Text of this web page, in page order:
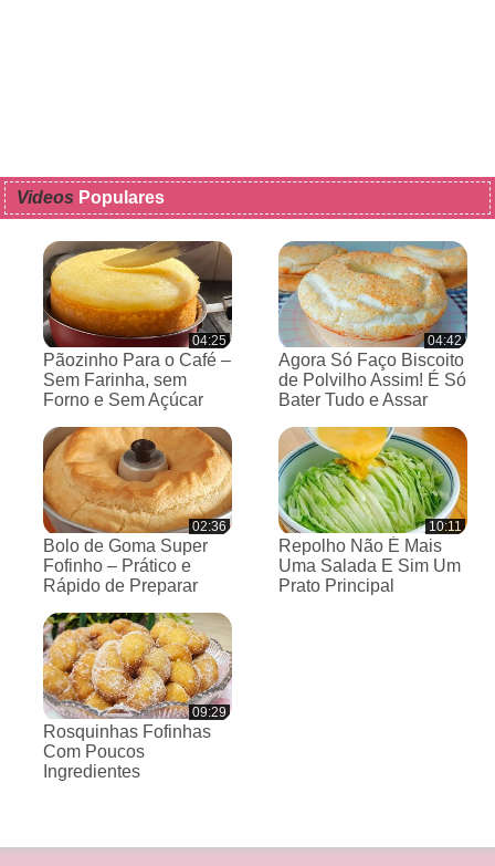
Videos Populares
04:25
Pãozinho Para o Café –
Sem Farinha, sem
Forno e Sem Açúcar
04:42
Agora Só Faço Biscoito
de Polvilho Assim! É Só
Bater Tudo e Assar
02:36
Bolo de Goma Super
Fofinho – Prático e
Rápido de Preparar
10:11
Repolho Não É Mais
Uma Salada E Sim Um
Prato Principal
09:29
Rosquinhas Fofinhas
Com Poucos
Ingredientes